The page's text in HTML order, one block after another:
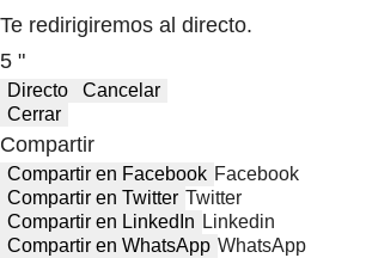
Te redirigiremos al directo.
5 "
Directo
Cancelar
Cerrar
Compartir
Compartir en Facebook Facebook
Compartir en Twitter Twitter
Compartir en LinkedIn Linkedin
Compartir en WhatsApp WhatsApp